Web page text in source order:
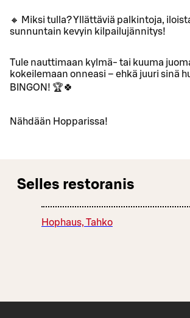
🔸 Miksi tulla? Yllättäviä palkintoja,
sunnuntain kevyin kilpailujännitys!
Tule nauttimaan kylmä- tai kuuma
kokeilemaan onneasi – ehkä juuri sinä
BINGON! 🏆🍀
Nähdään Hopparissa!
Selles restoranis
Hophaus, Tahko